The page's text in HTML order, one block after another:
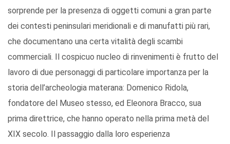
sorprende per la presenza di oggetti comuni a gran parte
dei contesti peninsulari meridionali e di manufatti più rari,
che documentano una certa vitalità degli scambi
commerciali. Il cospicuo nucleo di rinvenimenti è frutto del
lavoro di due personaggi di particolare importanza per la
storia dell’archeologia materana: Domenico Ridola,
fondatore del Museo stesso, ed Eleonora Bracco, sua
prima direttrice, che hanno operato nella prima metà del
XIX secolo. Il passaggio dalla loro esperienza